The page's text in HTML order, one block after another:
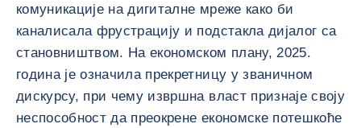
комуникације на дигиталне мреже како би
каналисала фрустрацију и подстакла дијалог са
становништвом. На економском плану, 2025.
година је означила прекретницу у званичном
дискурсу, при чему извршна власт признаје своју
неспособност да преокрене економске потешкоће